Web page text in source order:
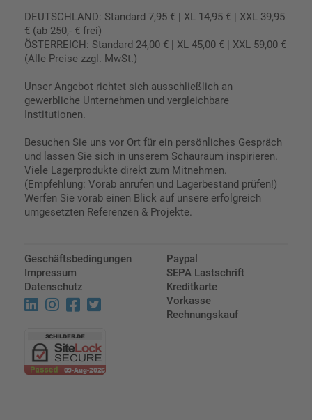
DEUTSCHLAND: Standard 7,95 € | XL 14,95 € | XXL 39,95
€ (ab 250,- € frei)
ÖSTERREICH: Standard 24,00 € | XL 45,00 € | XXL 59,00 €
(Alle Preise zzgl. MwSt.)
Unser Angebot richtet sich ausschließlich an
gewerbliche Unternehmen und vergleichbare
Institutionen.
Besuchen Sie uns vor Ort für ein persönliches Gespräch
und lassen Sie sich in unserem Schauraum inspirieren.
Viele Lagerprodukte direkt zum Mitnehmen.
(Empfehlung: Vorab anrufen und Lagerbestand prüfen!)
Werfen Sie vorab einen Blick auf unsere erfolgreich
umgesetzten Referenzen & Projekte.
Geschäftsbedingungen
Impressum
Datenschutz
Paypal
SEPA Lastschrift
Kreditkarte
Vorkasse
Rechnungskauf